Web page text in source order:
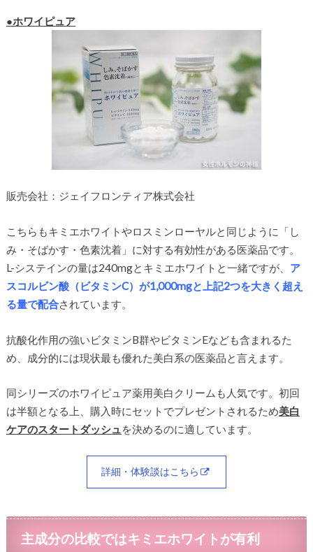
●ホワイピュア
販売会社：ジェイフロンティア株式会社
こちらもキミエホワイトやロスミンローヤルと同じように「し
み・そばかす・色素沈着」に対する有効性がある医薬品です。
L-システインの量は240mgとキミエホワイトと一緒ですが、 ア
スコルビン酸（ビタミンC）が1,000mgと上記2つを大きく超え
る量で配合されています。
抗酸化作用の強いビタミンB群やビタミンEなども含まれるた
め、成分的には現状最も優れた美白系の医薬品と言えます。
同シリーズのホワイピュア薬用美白クリームも人気です。初回
は半額となる上、購入時にセットでプレゼントされるため美白
ケアのスタートダッシュを決めるのに適しています。
詳細・体験談はこちら
主成分の比較ではキミエホワイトが有利